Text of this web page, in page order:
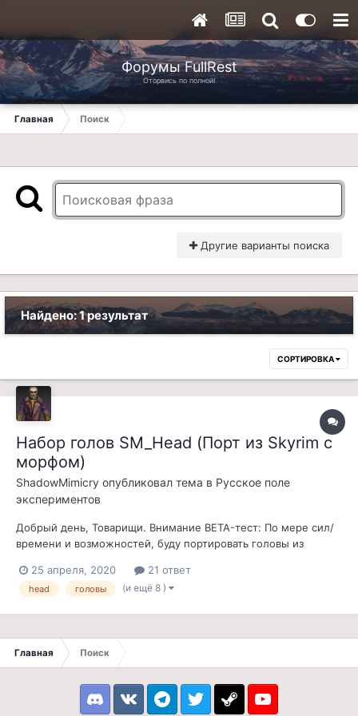
Форумы FullRest
Оторвись по полной!
Главная Поиск
Другие варианты поиска
Найдено: 1 результат
СОРТИРОВКА
Набор голов SM_Head (Порт из Skyrim с
морфом)
ShadowMimicry опубликовал тема в Русское поле
экспериментов
Добрый день, Товарищи. Внимание BETA-тест: По мере сил/
времени и возможностей, буду портировать головы из
иметь свои индивидуальные прически(тоже взятые из
ванильного ская). Ввиду некоторых технических
25 апреля, 2020 21 ответ
head головы (и ещё 8 )
Главная Поиск
DiscordVK TelegramTwitter Steam Youtube